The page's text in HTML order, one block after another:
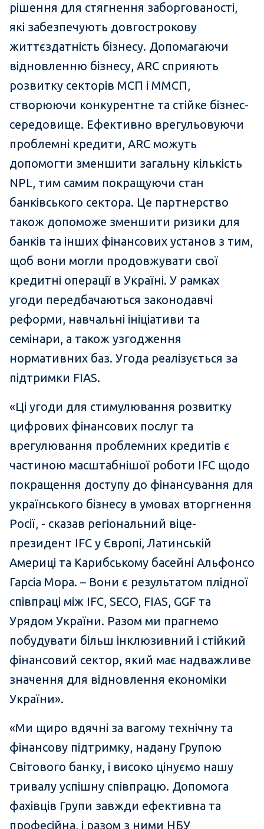
рішення для стягнення заборгованості,
які забезпечують довгострокову
життєздатність бізнесу. Допомагаючи
відновленню бізнесу, ARC сприяють
розвитку секторів МСП і ММСП,
створюючи конкурентне та стійке бізнес-
середовище. Ефективно врегульовуючи
проблемні кредити, ARC можуть
допомогти зменшити загальну кількість
NPL, тим самим покращуючи стан
банківського сектора. Це партнерство
також допоможе зменшити ризики для
банків та інших фінансових установ з тим,
щоб вони могли продовжувати свої
кредитні операції в Україні. У рамках
угоди передбачаються законодавчі
реформи, навчальні ініціативи та
семінари, а також узгодження
нормативних баз. Угода реалізується за
підтримки FIAS.
«Ці угоди для стимулювання розвитку
цифрових фінансових послуг та
врегулювання проблемних кредитів є
частиною масштабнішої роботи IFC щодо
покращення доступу до фінансування для
українського бізнесу в умовах вторгнення
Росії, - сказав регіональний віце-
президент IFC у Європі, Латинській
Америці та Карибському басейні Альфонсо
Гарсіа Мора. – Вони є результатом плідної
співпраці між IFC, SECO, FIAS, GGF та
Урядом України. Разом ми прагнемо
побудувати більш інклюзивний і стійкий
фінансовий сектор, який має надважливе
значення для відновлення економіки
України».
«Ми щиро вдячні за вагому технічну та
фінансову підтримку, надану Групою
Світового банку, і високо цінуємо нашу
тривалу успішну співпрацю. Допомога
фахівців Групи завжди ефективна та
професійна, і разом з ними НБУ